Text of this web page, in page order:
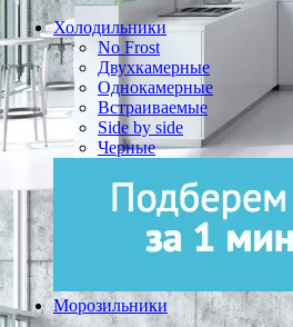
Холодильники
No Frost
Двухкамерные
Однокамерные
Встраиваемые
Side by side
Черные
Морозильники